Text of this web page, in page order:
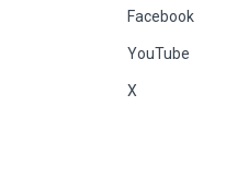
Facebook
YouTube
X